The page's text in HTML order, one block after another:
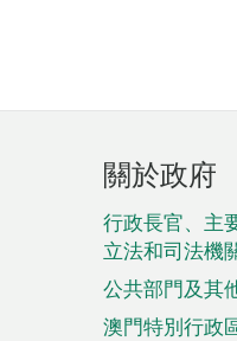
頁
腳
菜
單
關於政府
行政長官、主
立法和司法機
公共部門及其
澳門特別行政